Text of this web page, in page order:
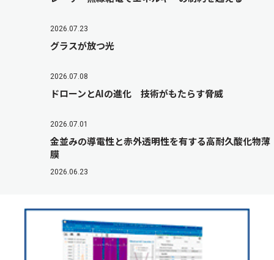
2026.07.23
グラスが放つ光
2026.07.08
ドローンとAIの進化 技術がもたらす脅威
2026.07.01
金並みの導電性と赤外透明性を有する高耐久酸化物薄
膜
2026.06.23